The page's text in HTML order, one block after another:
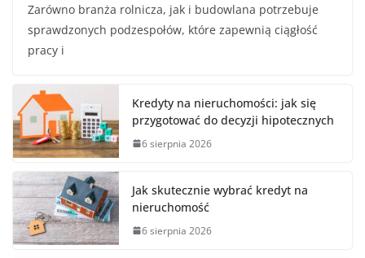
Zarówno branża rolnicza, jak i budowlana potrzebuje
sprawdzonych podzespołów, które zapewnią ciągłość
pracy i
Kredyty na nieruchomości: jak się
przygotować do decyzji hipotecznych
6 sierpnia 2026
Jak skutecznie wybrać kredyt na
nieruchomość
6 sierpnia 2026